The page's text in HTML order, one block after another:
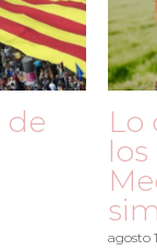
de
Lo
agosto